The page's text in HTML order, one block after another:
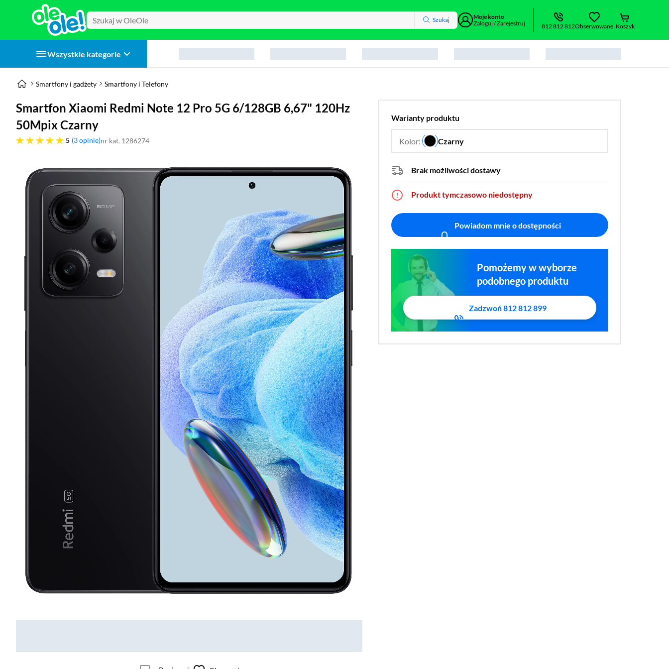
Szukaj
Moje konto
Zaloguj / Zarejestruj
812 812 812Obserwowane Koszyk
Wszystkie kategorie
Smartfony i gadżety Smartfony i Telefony
Smartfon Xiaomi Redmi Note 12 Pro 5G 6/128GB 6,67" 120Hz
50Mpix Czarny
5
pięć gwiazdek 3 opinie nr kat. 1286274
Warianty produktu
Kolor: Czarny
…
Brak możliwości dostawy
Produkt tymczasowo niedostępny
Powiadom mnie o dostępności
Pomożemy w wyborze
podobnego produktu
Zadzwoń 812 812 899